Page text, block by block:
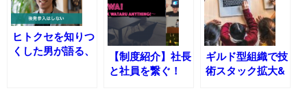
ヒトクセを知りつ
くした男が語る、
【制度紹介】社長
と社員を繋ぐ！
ギルド型組織で技
術スタック拡大&